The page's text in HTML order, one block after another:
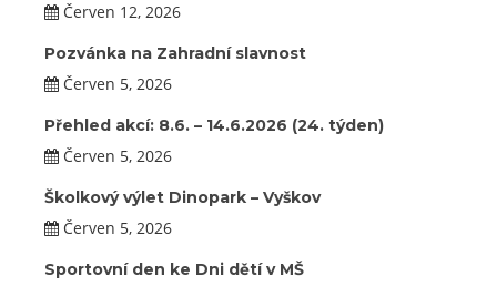
Červen 12, 2026
Pozvánka na Zahradní slavnost
Červen 5, 2026
Přehled akcí: 8.6. – 14.6.2026 (24. týden)
Červen 5, 2026
Školkový výlet Dinopark – Vyškov
Červen 5, 2026
Sportovní den ke Dni dětí v MŠ